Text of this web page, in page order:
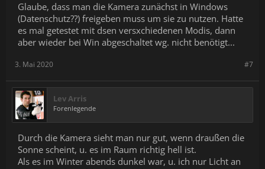
Glaube, dass man die Kamera zunächst in Windows
(Datenschutz??) freigeben muss um sie zu nutzen. Hatte
es mal getestet mit dsen versxchiedenen Modis, dann
aber wieder bei Win abgeschaltet wg. nicht benötigt...
#7
3. Mai 2020
Lev Arris
Forenlegende
Durch die Kamera sieht man nur gut, wenn draußen die
Sonne scheint, u. es im Raum richtig hell ist.
Als es im Winter abends dunkel war, u. ich nur Licht an